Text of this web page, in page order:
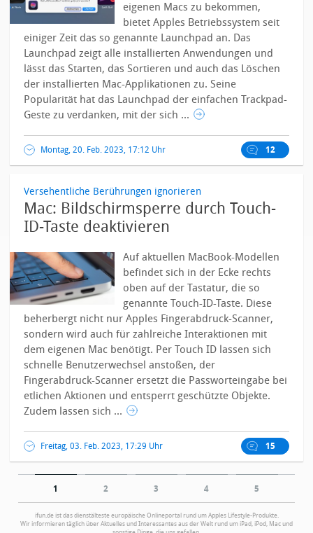
eigenen Macs zu bekommen,
bietet Apples Betriebssystem seit
einiger Zeit das so genannte Launchpad an. Das
Launchpad zeigt alle installierten Anwendungen und
lässt das Starten, das Sortieren und auch das Löschen
der installierten Mac-Applikationen zu.Seine
Popularität hat das Launchpad der einfachen Trackpad-
Geste zu verdanken, mit der sich ...
Montag, 20. Feb. 2023, 17:12 Uhr 12
Versehentliche Berührungen ignorieren
Mac: Bildschirmsperre durch Touch-
ID-Taste deaktivieren
Auf aktuellen MacBook-Modellen
befindet sich in der Ecke rechts
oben auf der Tastatur, die so
genannte Touch-ID-Taste. Diese
beherbergt nicht nur Apples Fingerabdruck-Scanner,
sondern wird auch für zahlreiche Interaktionen mit
dem eigenen Mac benötigt. Per Touch ID lassen sich
schnelle Benutzerwechsel anstoßen, der
Fingerabdruck-Scanner ersetzt die Passworteingabe bei
etlichen Aktionen und entsperrt geschützte Objekte.
Zudem lassen sich ...
Freitag, 03. Feb. 2023, 17:29 Uhr 15
1 2 3 4 5
ifun.de ist das dienstälteste europäische Onlineportal rund um Apples Lifestyle-Produkte.
Wir informieren täglich über Aktuelles und Interessantes aus der Welt rund um iPad, iPod, Mac und